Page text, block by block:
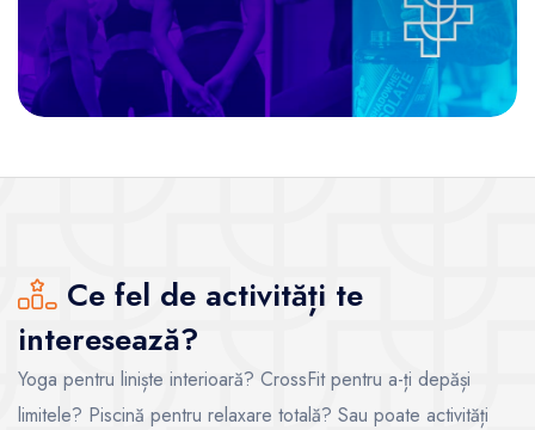
Ce fel de activități te
interesează?
Yoga pentru liniște interioară? CrossFit pentru a-ți depăși
limitele? Piscină pentru relaxare totală? Sau poate activități